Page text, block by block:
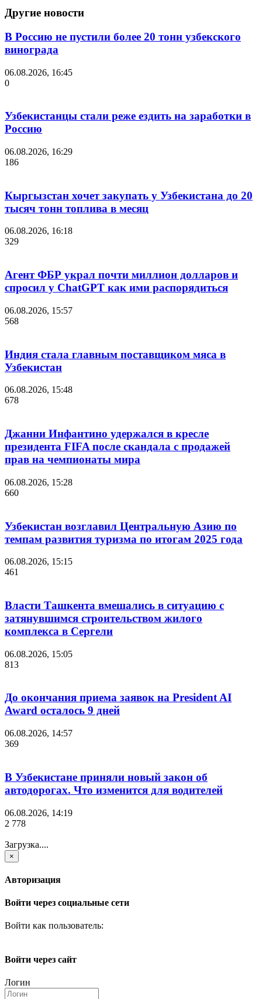
Другие новости
В Россию не пустили более 20 тонн узбекского
винограда
06.08.2026, 16:45
0
Узбекистанцы стали реже ездить на заработки в
Россию
06.08.2026, 16:29
186
Кыргызстан хочет закупать у Узбекистана до 20
тысяч тонн топлива в месяц
06.08.2026, 16:18
329
Агент ФБР украл почти миллион долларов и
спросил у ChatGPT как ими распорядиться
06.08.2026, 15:57
568
Индия стала главным поставщиком мяса в
Узбекистан
06.08.2026, 15:48
678
Джанни Инфантино удержался в кресле
президента FIFA после скандала с продажей
прав на чемпионаты мира
06.08.2026, 15:28
660
Узбекистан возглавил Центральную Азию по
темпам развития туризма по итогам 2025 года
06.08.2026, 15:15
461
Власти Ташкента вмешались в ситуацию с
затянувшимся строительством жилого
комплекса в Сергели
06.08.2026, 15:05
813
До окончания приема заявок на President AI
Award осталось 9 дней
06.08.2026, 14:57
369
В Узбекистане приняли новый закон об
автодорогах. Что изменится для водителей
06.08.2026, 14:19
2 778
Загрузка....
×
Авторизация
Войти через социальные сети
Войти как пользователь:
Войти через сайт
Логин